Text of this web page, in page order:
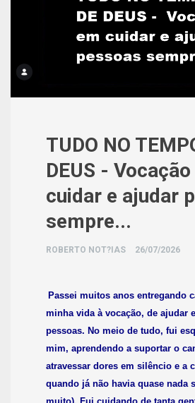
TUDO NO
DEUS -
cuidar e ajudar
sempre...
ROBERTO NOT?IAS 26/07/2026
Passei muitos anos entregando
minha vida à vocação, de ajudar
pessoas. No meio de tudo, fui
mim, aprendendo a suportar o
atravessar dores em silêncio e a
quando já não havia quase nada